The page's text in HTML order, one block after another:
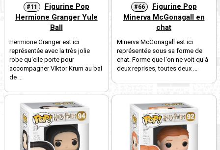
#11
Figurine Pop
Hermione Granger Yule
Ball
Hermione Granger est ici
représentée avec la très jolie
robe qu'elle porte pour
accompagner Viktor Krum au bal
de ...
#66
Figurine Pop
Minerva McGonagall en
chat
Minerva McGonagall est ici
représentée sous sa forme de
chat. Forme que l'on ne voit qu'à
deux reprises, toutes deux ...